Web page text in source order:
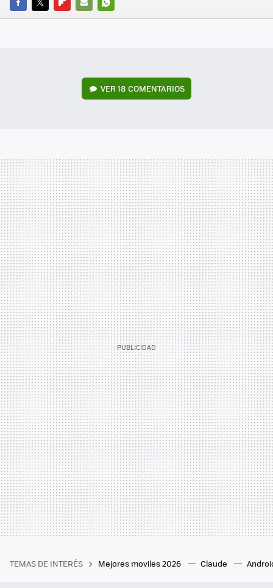
FACEBOOK
TWITTERFLIPBOARD
E-
WHATSAPP
VER18 COMENTARIOS
TEMAS DE INTERÉS Mejores moviles 2026 Claude